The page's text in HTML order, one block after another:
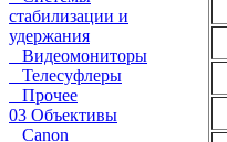
стабилизации и
удержания
Видеомониторы
Телесуфлеры
Прочее
03 Объективы
Canon